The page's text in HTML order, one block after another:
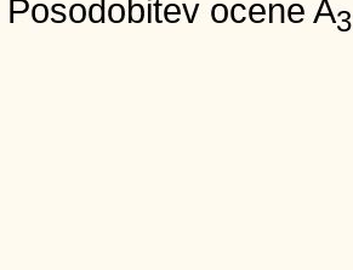
Posodobitev ocene A3